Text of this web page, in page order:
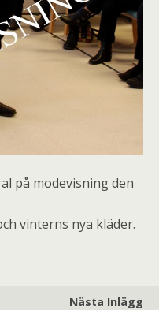
på modevisning den
vinterns nya kläder.
Nästa Inlägg